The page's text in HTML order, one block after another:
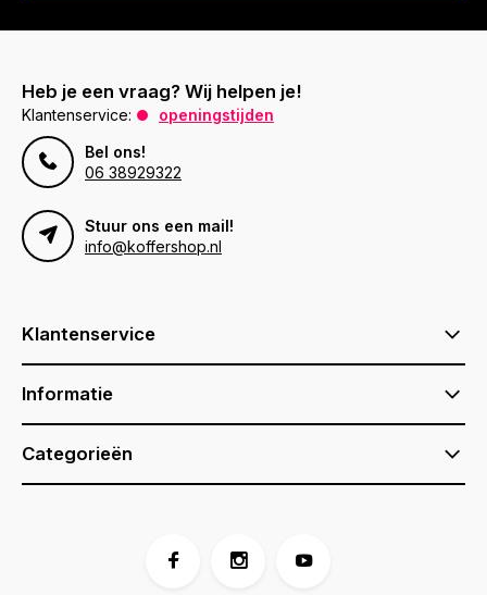
Heb je een vraag? Wij helpen je!
Klantenservice:
openingstijden
Bel ons!
06 38929322
Stuur ons een mail!
info@koffershop.nl
Klantenservice
Informatie
Categorieën